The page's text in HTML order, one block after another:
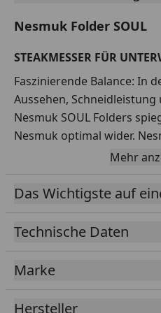
Nesmuk Folder SOUL
STEAKMESSER FÜR
Faszinierende Balance: In
Aussehen, Schneidleistung
Nesmuk SOUL Folders
Nesmuk optimal wider.
Dank des in der
enthaltenen Elements
hervorragende
HANDSCHMEICHLER
Die raffinierte Konstruktion
Mehr
Das Wichtigste auf
Technische Daten
Marke
Hersteller